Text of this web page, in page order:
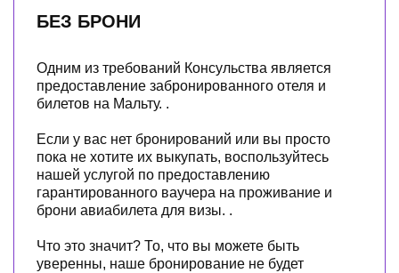
БЕЗ БРОНИ
Одним из требований Консульства является
предоставление забронированного отеля и
билетов на Мальту. .
Если у вас нет бронирований или вы просто
пока не хотите их выкупать, воспользуйтесь
нашей услугой по предоставлению
гарантированного ваучера на проживание и
брони авиабилета для визы. .
Что это значит? То, что вы можете быть
уверенны, наше бронирование не будет